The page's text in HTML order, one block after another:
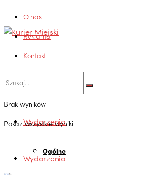
O nas
Reklama
Kontakt
Brak wyników
Pokaż wszystkie wyniki
Wydarzenia
Ogólne
Wydarzenia